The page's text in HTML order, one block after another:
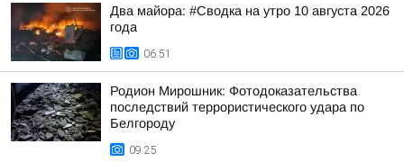
Два майора: #Сводка на утро 10 августа 2026
года
06:51
Родион Мирошник: Фотодоказательства
последствий террористического удара по
Белгороду
09:25